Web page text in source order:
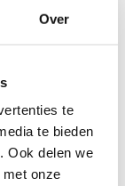
Over
te
te bieden
Ook delen we
onze